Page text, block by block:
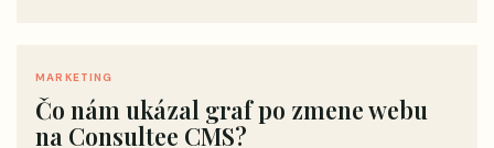
MARKETING
Čo nám ukázal graf po zmene webu
na Consultee CMS?